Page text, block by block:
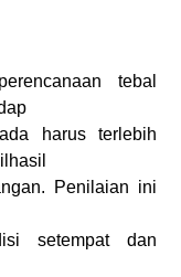
tebal
harus terlebih
Penilaian ini
setempat dan